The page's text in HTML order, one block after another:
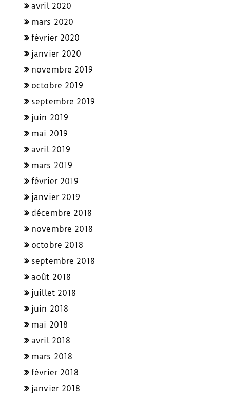
avril 2020
mars 2020
février 2020
janvier 2020
novembre 2019
octobre 2019
septembre 2019
juin 2019
mai 2019
avril 2019
mars 2019
février 2019
janvier 2019
décembre 2018
novembre 2018
octobre 2018
septembre 2018
août 2018
juillet 2018
juin 2018
mai 2018
avril 2018
mars 2018
février 2018
janvier 2018